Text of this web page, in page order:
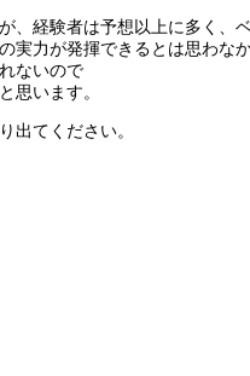
、経験者は予想以上に多く、
実力が発揮できるとは思わな
ないので
思います。
出てください。